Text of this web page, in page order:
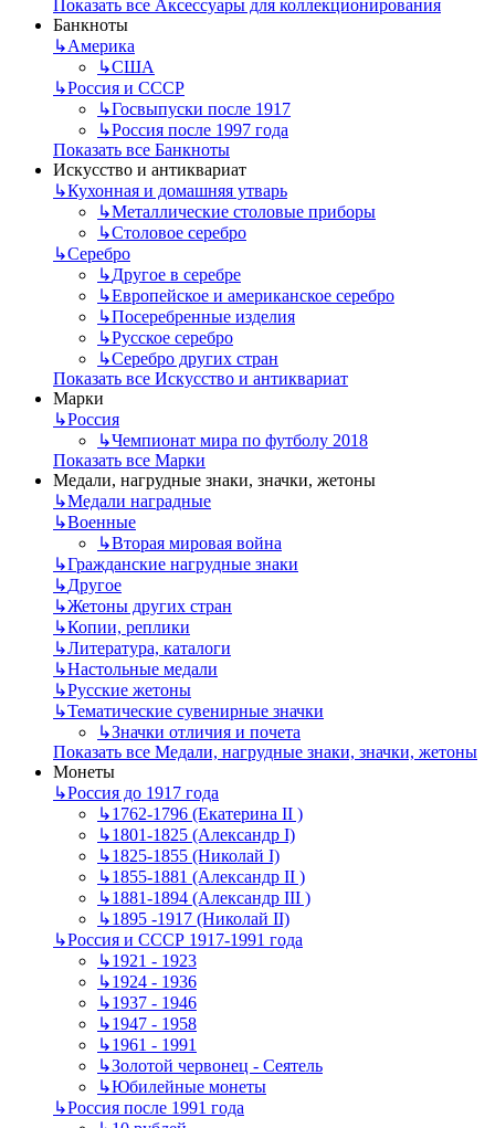
Показать все Аксессуары для коллекционирования
Банкноты
↳Америка
↳США
↳Россия и СССР
↳Госвыпуски после 1917
↳Россия после 1997 года
Показать все Банкноты
Искусство и антиквариат
↳Кухонная и домашняя утварь
↳Металлические столовые приборы
↳Столовое серебро
↳Серебро
↳Другое в серебре
↳Европейское и американское серебро
↳Посеребренные изделия
↳Русское серебро
↳Серебро других стран
Показать все Искусство и антиквариат
Марки
↳Россия
↳Чемпионат мира по футболу 2018
Показать все Марки
Медали, нагрудные знаки, значки, жетоны
↳Mедали наградные
↳Военные
↳Вторая мировая война
↳Гражданские нагрудные знаки
↳Другое
↳Жетоны других стран
↳Копии, реплики
↳Литература, каталоги
↳Настольные медали
↳Русские жетоны
↳Тематические сувенирные значки
↳Значки отличия и почета
Показать все Медали, нагрудные знаки, значки, жетоны
Монеты
↳Россия до 1917 года
↳1762-1796 (Екатерина II )
↳1801-1825 (Александр I)
↳1825-1855 (Николай I)
↳1855-1881 (Александр II )
↳1881-1894 (Александр III )
↳1895 -1917 (Николай II)
↳Россия и СССР 1917-1991 года
↳1921 - 1923
↳1924 - 1936
↳1937 - 1946
↳1947 - 1958
↳1961 - 1991
↳Золотой червонец - Сеятель
↳Юбилейные монеты
↳Россия после 1991 года